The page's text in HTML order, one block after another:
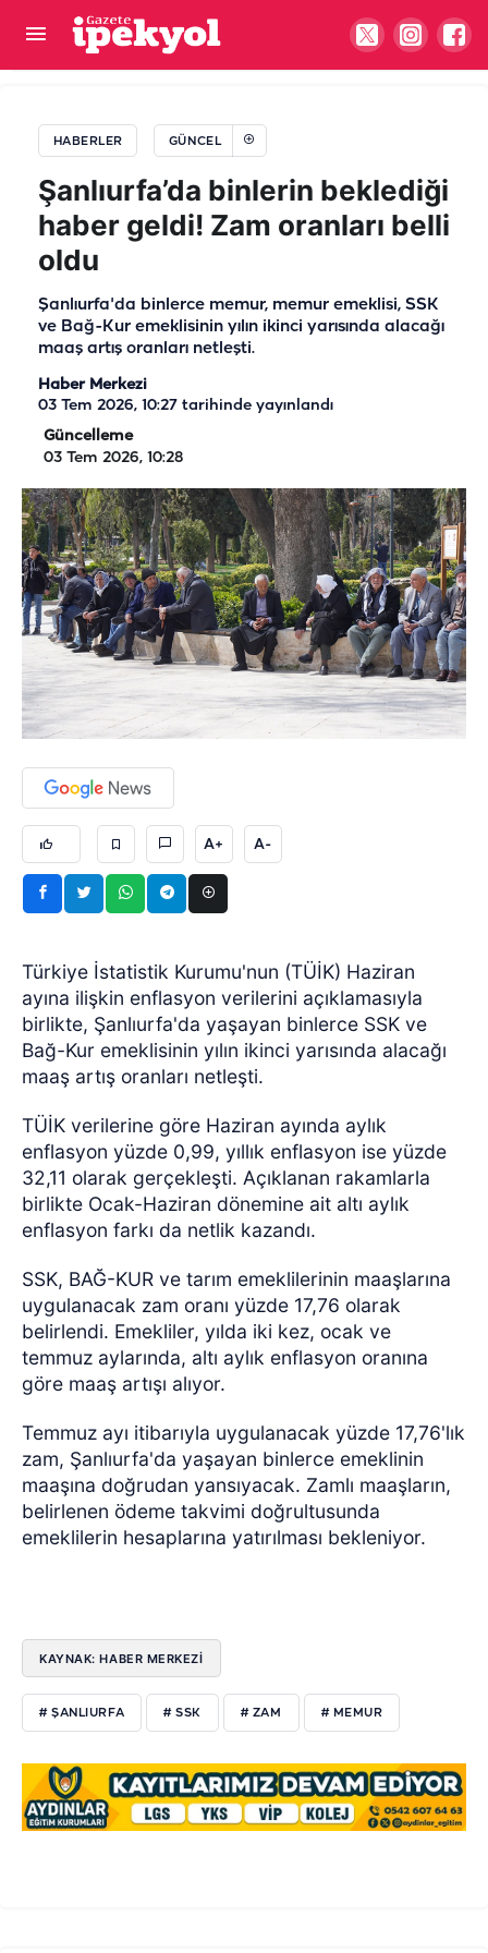
HABERLER GÜNCEL
Şanlıurfa’da binlerin beklediği
haber geldi! Zam oranları belli
oldu
Şanlıurfa'da binlerce memur, memur emeklisi, SSK
ve Bağ-Kur emeklisinin yılın ikinci yarısında alacağı
maaş artış oranları netleşti.
Haber Merkezi
03 Tem 2026, 10:27 tarihinde yayınlandı
Güncelleme
03 Tem 2026, 10:28
A+ A-
Türkiye İstatistik Kurumu'nun (TÜİK) Haziran
ayına ilişkin enflasyon verilerini açıklamasıyla
birlikte, Şanlıurfa'da yaşayan binlerce SSK ve
Bağ-Kur emeklisinin yılın ikinci yarısında alacağı
maaş artış oranları netleşti.
TÜİK verilerine göre Haziran ayında aylık
enflasyon yüzde 0,99, yıllık enflasyon ise yüzde
32,11 olarak gerçekleşti. Açıklanan rakamlarla
birlikte Ocak-Haziran dönemine ait altı aylık
enflasyon farkı da netlik kazandı.
SSK, BAĞ-KUR ve tarım emeklilerinin maaşlarına
uygulanacak zam oranı yüzde 17,76 olarak
belirlendi. Emekliler, yılda iki kez, ocak ve
temmuz aylarında, altı aylık enflasyon oranına
göre maaş artışı alıyor.
Temmuz ayı itibarıyla uygulanacak yüzde 17,76'lık
zam, Şanlıurfa'da yaşayan binlerce emeklinin
maaşına doğrudan yansıyacak. Zamlı maaşların,
belirlenen ödeme takvimi doğrultusunda
emeklilerin hesaplarına yatırılması bekleniyor.
KAYNAK: HABER MERKEZİ
# ŞANLIURFA # SSK # ZAM # MEMUR
Fıstığa göz dikenler yandı! Başları belada…